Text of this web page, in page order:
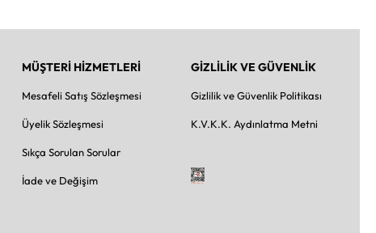
MÜŞTERİ HİZMETLERİ
Mesafeli Satış Sözleşmesi
Üyelik Sözleşmesi
Sıkça Sorulan Sorular
İade ve Değişim
GİZLİLİK VE GÜVENLİK
Gizlilik ve Güvenlik Politikası
K.V.K.K. Aydınlatma Metni